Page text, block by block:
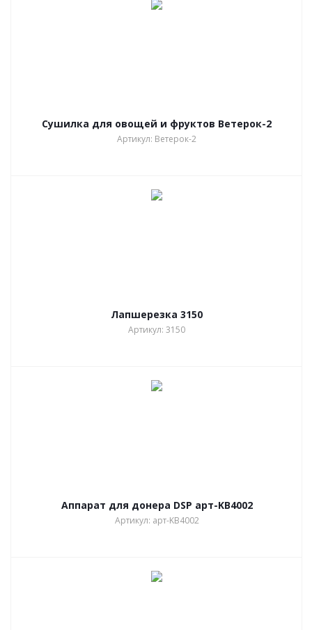
Сушилка для овощей и фруктов Ветерок-2
Артикул: Ветерок-2
Лапшерезка 3150
Артикул: 3150
Аппарат для донера DSP арт-KB4002
Артикул: арт-KB4002